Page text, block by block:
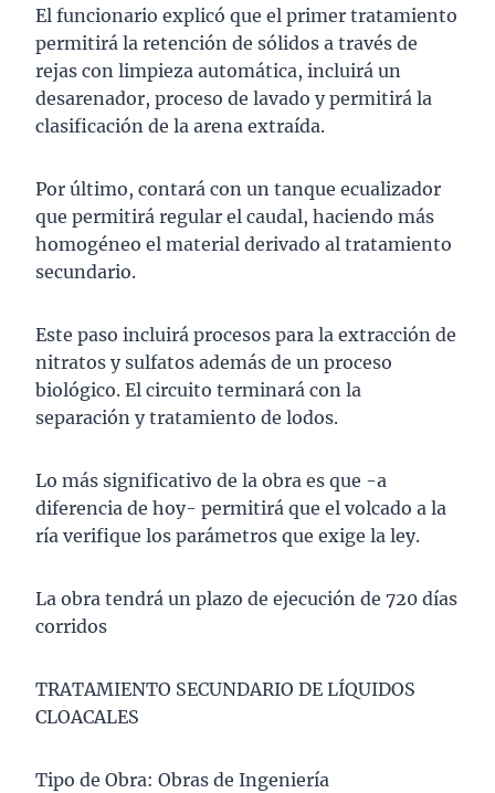
El funcionario explicó que el primer tratamiento
permitirá la retención de sólidos a través de
rejas con limpieza automática, incluirá un
desarenador, proceso de lavado y permitirá la
clasificación de la arena extraída.
Por último, contará con un tanque ecualizador
que permitirá regular el caudal, haciendo más
homogéneo el material derivado al tratamiento
secundario.
Este paso incluirá procesos para la extracción de
nitratos y sulfatos además de un proceso
biológico. El circuito terminará con la
separación y tratamiento de lodos.
Lo más significativo de la obra es que -a
diferencia de hoy- permitirá que el volcado a la
ría verifique los parámetros que exige la ley.
La obra tendrá un plazo de ejecución de 720 días
corridos
TRATAMIENTO SECUNDARIO DE LÍQUIDOS
CLOACALES
Tipo de Obra: Obras de Ingeniería